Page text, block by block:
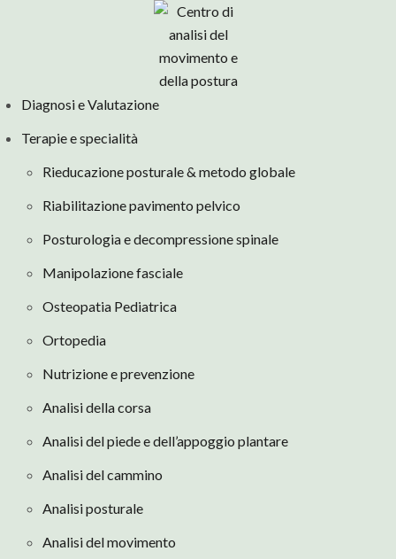
Diagnosi e Valutazione
Terapie e specialità
Rieducazione posturale & metodo globale
Riabilitazione pavimento pelvico
Posturologia e decompressione spinale
Manipolazione fasciale
Osteopatia Pediatrica
Ortopedia
Nutrizione e prevenzione
Analisi della corsa
Analisi del piede e dell’appoggio plantare
Analisi del cammino
Analisi posturale
Analisi del movimento